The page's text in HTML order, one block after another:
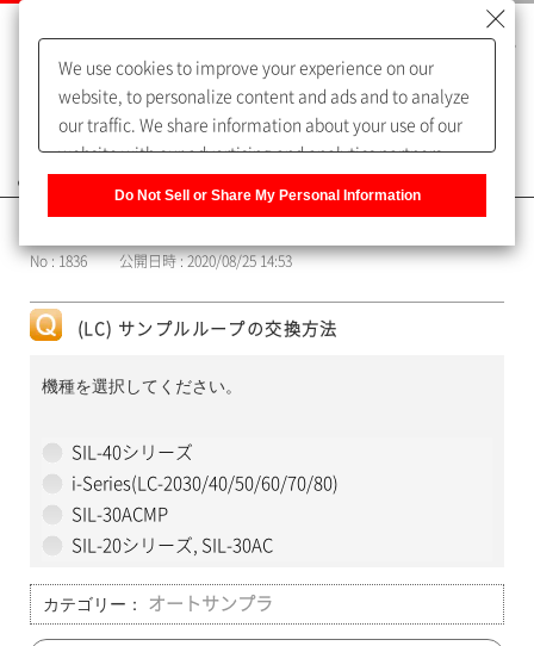
よくあるご質問（FAQ）
No : 1836 公開日時 : 2020/08/25 14:53
(LC) サンプルループの交換方法
機種を選択してください。
SIL-40シリーズ
i-Series(LC-2030/40/50/60/70/80)
SIL-30ACMP
SIL-20シリーズ, SIL-30AC
カテゴリー： オートサンプラ
We use cookies to improve your experience on our
website, to personalize content and ads and to analyze
our traffic. We share information about your use of our
website with our advertising and analytics partners,
of our sharing information about you with our partners.
Information] to customize your cookie settings on our
Do Not Sell or Share My Personal Information